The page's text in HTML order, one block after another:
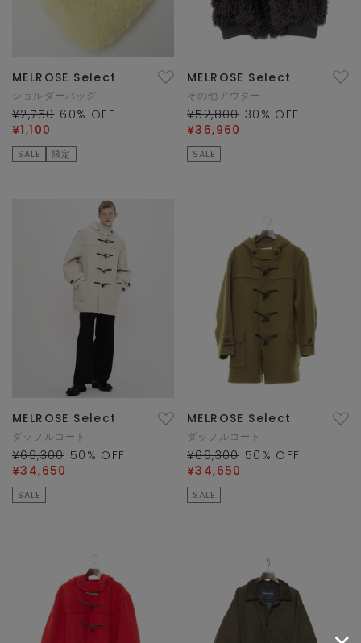
MELROSE Select
ショルダーバッグ
¥2,750 60% OFF
¥1,100
SALE 限定
MELROSE Select
その他アウター
¥52,800 30 % OFF
¥36,960
SALE
MELROSE Select
ダッフルコート
¥69,300 50 % OFF
¥34,650
SALE
MELROSE Select
ダッフルコート
¥69,300 50 % OFF
¥34,650
SALE